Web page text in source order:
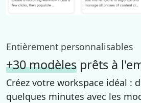
Entièrement personnalisables
+30 modèles prêts à
Créez votre workspace idéal :
quelques minutes avec les